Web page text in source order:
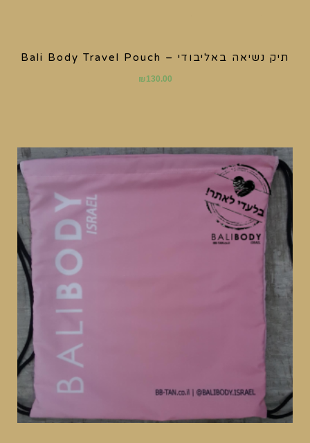
תיק נשיאה באליבודי – Bali Body Travel Pouch
₪130.00